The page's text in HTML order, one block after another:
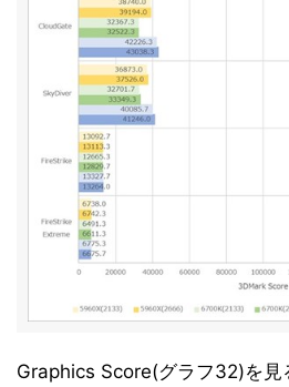
Graphics Score(グラフ32)を